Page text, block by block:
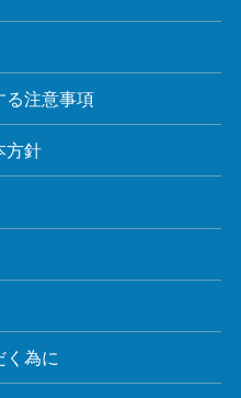
る注意事項
方針
く為に